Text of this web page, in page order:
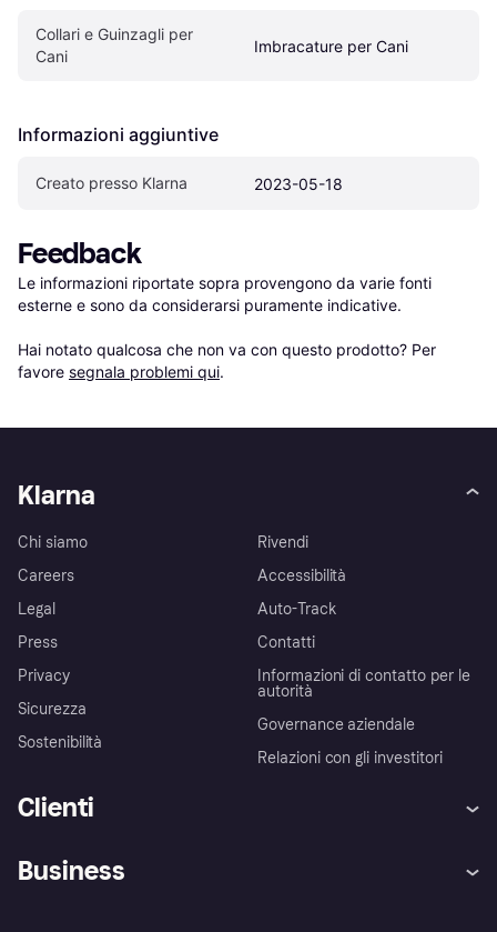
Collari e Guinzagli per
Cani
Imbracature per Cani
Informazioni aggiuntive
Creato presso Klarna 2023-05-18
Feedback
Le informazioni riportate sopra provengono da varie fonti
esterne e sono da considerarsi puramente indicative.
Hai notato qualcosa che non va con questo prodotto? Per
favore segnala problemi qui.
Klarna
Chi siamo
Careers
Legal
Press
Privacy
Sicurezza
Sostenibilità
Rivendi
Accessibilità
Auto-Track
Contatti
Informazioni di contatto per le
autorità
Governance aziendale
Relazioni con gli investitori
Clienti
Business